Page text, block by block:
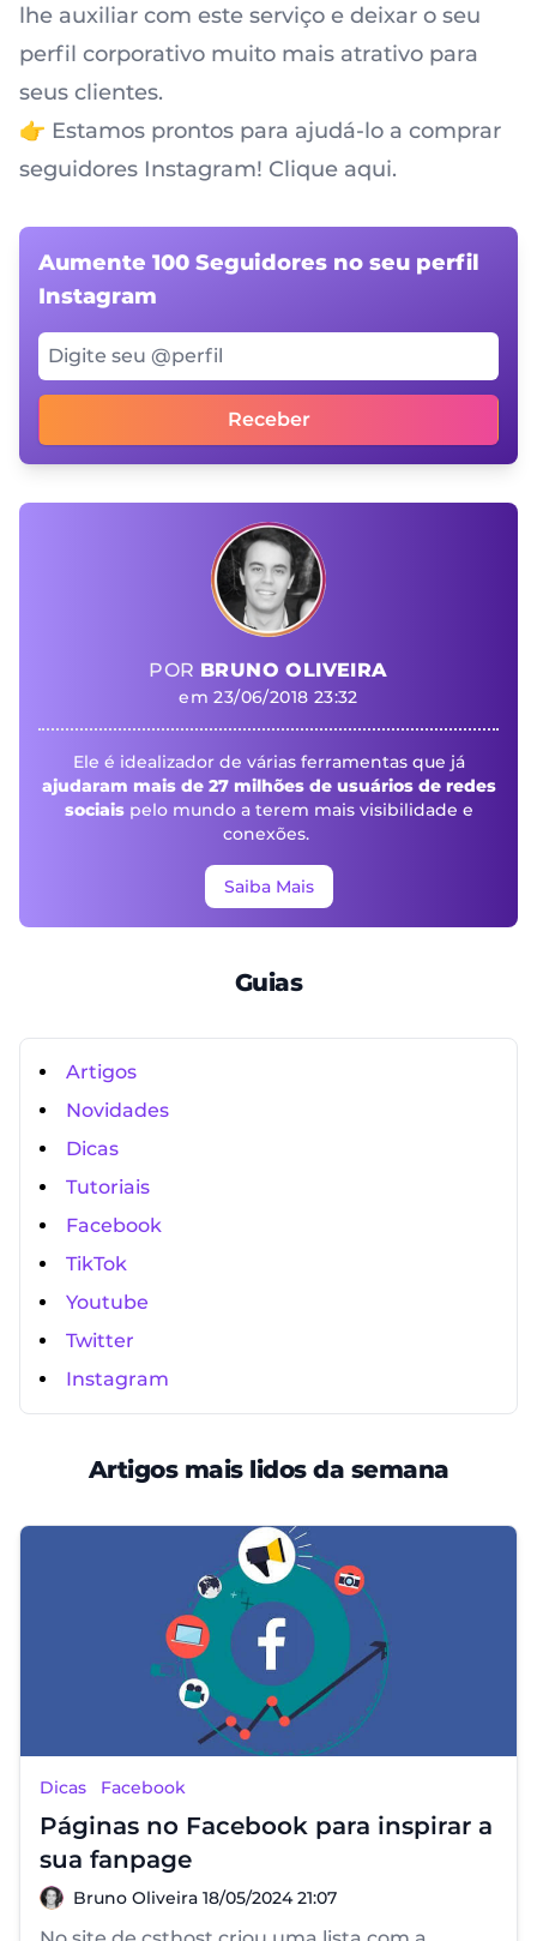
lhe auxiliar com este serviço e deixar o seu
perfil corporativo muito mais atrativo para
seus clientes.
👉 Estamos prontos para ajudá-lo a comprar
seguidores Instagram! Clique aqui.
Aumente 100 Seguidores no seu perfil
Instagram
Digite seu @perfil
Receber
POR BRUNO OLIVEIRA
em 23/06/2018 23:32
Ele é idealizador de várias ferramentas que já
ajudaram mais de 27 milhões de usuários de redes
sociaispelo mundo a terem mais visibilidade e
conexões.
Saiba Mais
Guias
Artigos
Novidades
Dicas
Tutoriais
Facebook
TikTok
Youtube
Twitter
Instagram
Artigos mais lidos da semana
Dicas Facebook
Páginas no Facebook para inspirar a
sua fanpage
Bruno Oliveira
Bruno Oliveira 18/05/2024 21:07